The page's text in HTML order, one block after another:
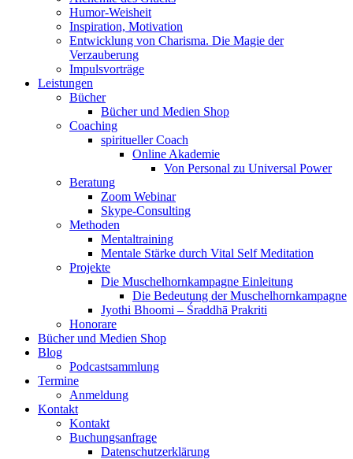
Humor-Weisheit
Inspiration, Motivation
Entwicklung von Charisma. Die Magie der
Verzauberung
Impulsvorträge
Leistungen
Bücher
Bücher und Medien Shop
Coaching
spiritueller Coach
Online Akademie
Von Personal zu Universal Power
Beratung
Zoom Webinar
Skype-Consulting
Methoden
Mentaltraining
Mentale Stärke durch Vital Self Meditation
Projekte
Die Muschelhornkampagne Einleitung
Die Bedeutung der Muschelhornkampagne
Jyothi Bhoomi – Śraddhā Prakriti
Honorare
Bücher und Medien Shop
Blog
Podcastsammlung
Termine
Anmeldung
Kontakt
Kontakt
Buchungsanfrage
Datenschutzerklärung